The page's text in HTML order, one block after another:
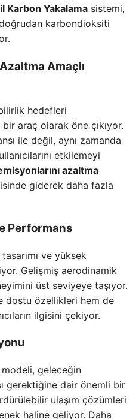
Karbon Yakalama sistemi,
karbondioksiti
Amaçlı
hedefleri
araç olarak öne çıkıyor.
ile değil, aynı zamanda
etkilemeyi
azaltma
giderek daha fazla
Performans
ve yüksek
Gelişmiş aerodinamik
üst seviyeye taşıyor.
dostu özellikleri hem de
ilgisini çekiyor.
modeli, geleceğin
gerektiğine dair önemli bir
ulaşım çözümleri
haline geliyor. Daha